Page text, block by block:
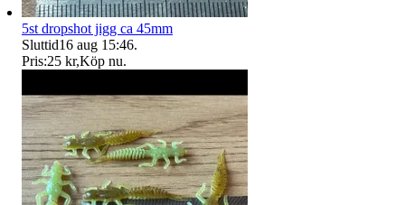
5st dropshot jigg ca 45mm
Sluttid16 aug 15:46.
Pris:25 kr,Köp nu.